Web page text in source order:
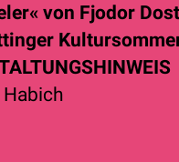
von Fjodor